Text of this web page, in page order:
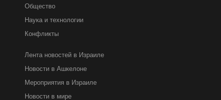
Общество
Наука и технологии
Конфликты
Лента новостей в Израиле
Новости в Ашкелоне
Мероприятия в Израиле
Новости в мире